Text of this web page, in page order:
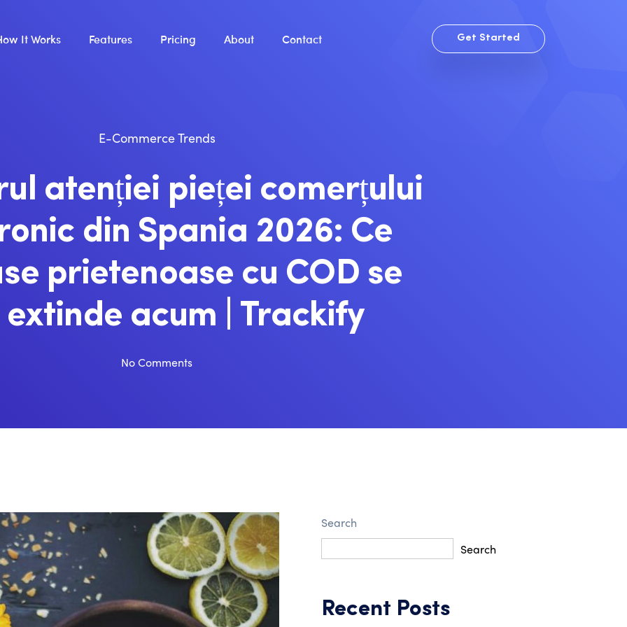
It Works Features Pricing About Contact Get Started
E-Commerce Trends
atenției pieței comerțului
din Spania 2026: Ce
prietenoase cu COD se
acum | Trackify
No Comments
Search
Search
Recent Posts